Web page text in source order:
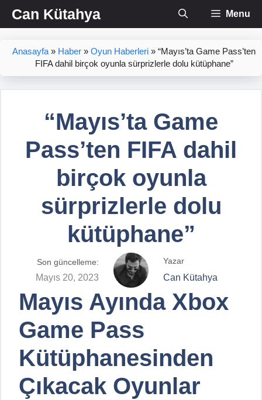
İçeriğe
atlaCan Kütahya Menu
Anasayfa » Haber » Oyun Haberleri » “Mayıs’ta Game Pass’ten
FIFA dahil birçok oyunla sürprizlerle dolu kütüphane”
“Mayıs’ta Game
Pass’ten FIFA dahil
birçok oyunla
sürprizlerle dolu
kütüphane”
Son güncelleme:
Mayıs 20, 2023
Yazar
Can Kütahya
Mayıs Ayında Xbox
Game Pass
Kütüphanesinden
Çıkacak Oyunlar